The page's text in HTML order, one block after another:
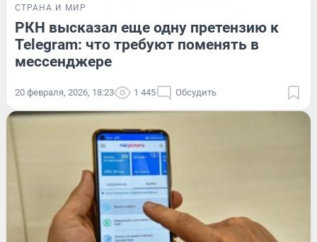
СТРАНА И МИР
РКН высказал еще одну претензию к
Telegram: что требуют поменять в
мессенджере
20 февраля, 2026, 18:23 1 445 Обсудить